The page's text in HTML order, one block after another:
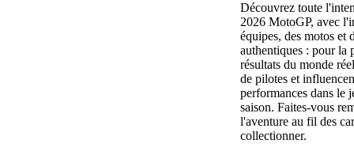
Découvrez toute
2026 MotoGP, avec
équipes, des motos et
authentiques : pour la
résultats du monde
de pilotes et
performances dans le
saison. Faites-vous
l'aventure au fil des
collectionner.